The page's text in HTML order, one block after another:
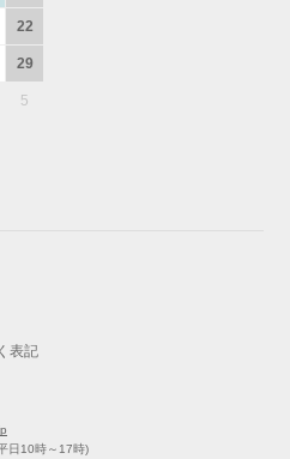
22
29
5
表記
日10時～17時)